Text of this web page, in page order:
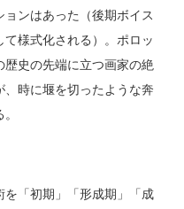
ンはあった（後期ボイス
様式化される）。ポロッ
史の先端に立つ画家の絶
時に堰を切ったような奔
「初期」「形成期」「成